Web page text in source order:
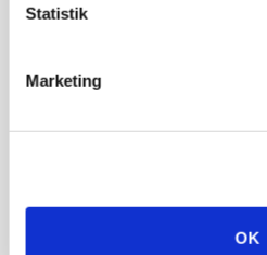
Statistik
Marketing
OK